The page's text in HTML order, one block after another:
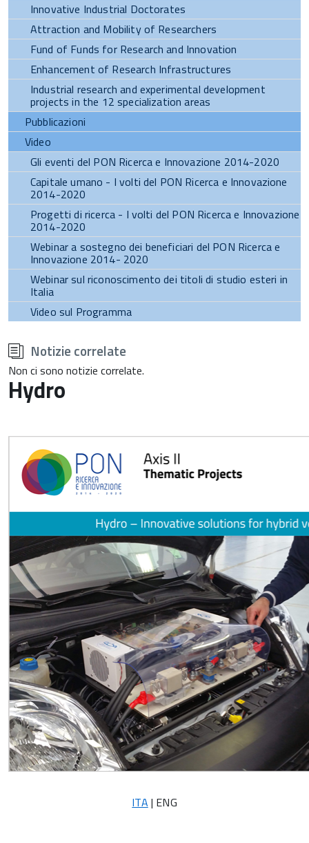
Innovative Industrial Doctorates
Attraction and Mobility of Researchers
Fund of Funds for Research and Innovation
Enhancement of Research Infrastructures
Industrial research and experimental development
projects in the 12 specialization areas
Pubblicazioni
Video
Gli eventi del PON Ricerca e Innovazione 2014-2020
Capitale umano - I volti del PON Ricerca e Innovazione
2014-2020
Progetti di ricerca - I volti del PON Ricerca e Innovazione
2014-2020
Webinar a sostegno dei beneficiari del PON Ricerca e
Innovazione 2014- 2020
Webinar sul riconoscimento dei titoli di studio esteri in
Italia
Video sul Programma
all'inizio
del
contenuto
Notizie correlate
Non ci sono notizie correlate.
Hydro
ITA | ENG